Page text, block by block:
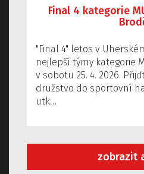
Final 4 kategorie
"Final 4" letos v
nejlepší týmy kategorie
v sobotu 25. 4. 2026.
družstvo do sportovní
utk…
zobrazit